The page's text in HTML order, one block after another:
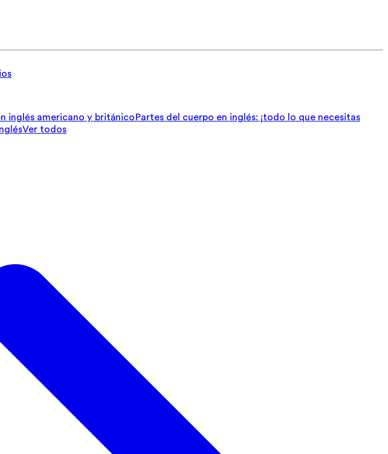
inglés americano y británicoPartes del cuerpo en inglés: ¡todo lo que necesitas
Ver todos